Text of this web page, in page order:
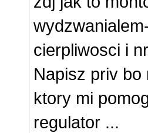
cierpliwosci i
Napisz priv
ktory mi
regulator ...